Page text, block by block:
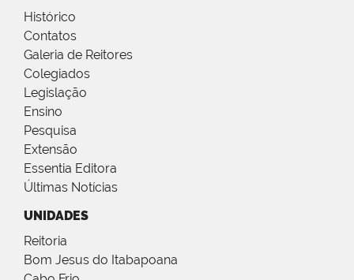
Histórico
Contatos
Galeria de Reitores
Colegiados
Legislação
Ensino
Pesquisa
Extensão
Essentia Editora
Últimas Notícias
UNIDADES
Reitoria
Bom Jesus do Itabapoana